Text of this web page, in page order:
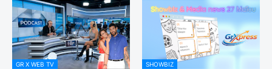
GR X WEB TV SHOWBIZ